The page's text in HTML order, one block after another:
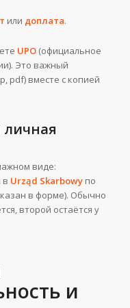
или доплата.
UPO(официальное
Это важный
pdf) вместе с копией
виде:
в Urząd Skarbowyпо
в форме). Обычно
второй остаётся у
и